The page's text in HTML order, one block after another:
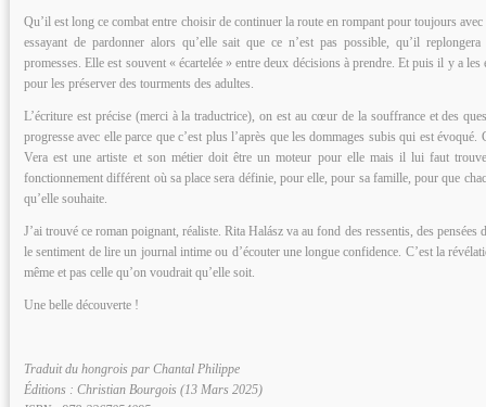
Qu’il est long ce combat entre choisir de continuer la route en rompant pour toujours
essayant de pardonner alors qu’elle sait que ce n’est pas possible, qu’il
promesses. Elle est souvent « écartelée » entre deux décisions à prendre. Et puis il y a
pour les préserver des tourments des adultes.
L’écriture est précise (merci à la traductrice), on est au cœur de la souffrance et des
progresse avec elle parce que c’est plus l’après que les dommages subis qui est évoqué.
Vera est une artiste et son métier doit être un moteur pour elle mais il lui faut
fonctionnement différent où sa place sera définie, pour elle, pour sa famille, pour que
qu’elle souhaite.
J’ai trouvé ce roman poignant, réaliste. Rita Halász va au fond des ressentis, des pensées
le sentiment de lire un journal intime ou d’écouter une longue confidence. C’est la
même et pas celle qu’on voudrait qu’elle soit.
Une belle découverte !
Traduit du hongrois par Chantal Philippe
Éditions : Christian Bourgois (13 Mars 2025)